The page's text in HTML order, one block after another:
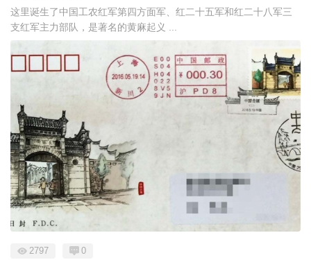
这里诞生了中国工农红军第四方面军、红二十五军和红二十八军三
支红军主力部队，是著名的黄麻起义 ...
2797 0